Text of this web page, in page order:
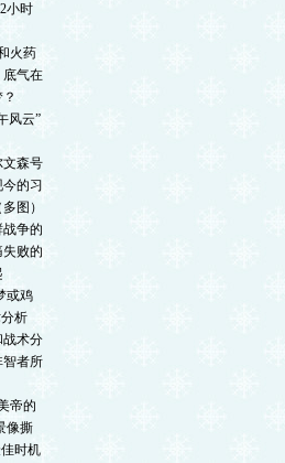
小时
火药
底气在
风云”
文森号
的习
图）
战争的
失败的
或鸡
析
战术分
智者所
帝的
像撕
时机